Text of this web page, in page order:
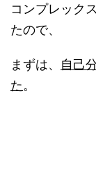
コンプレック
たので、
まずは、 自己
た。